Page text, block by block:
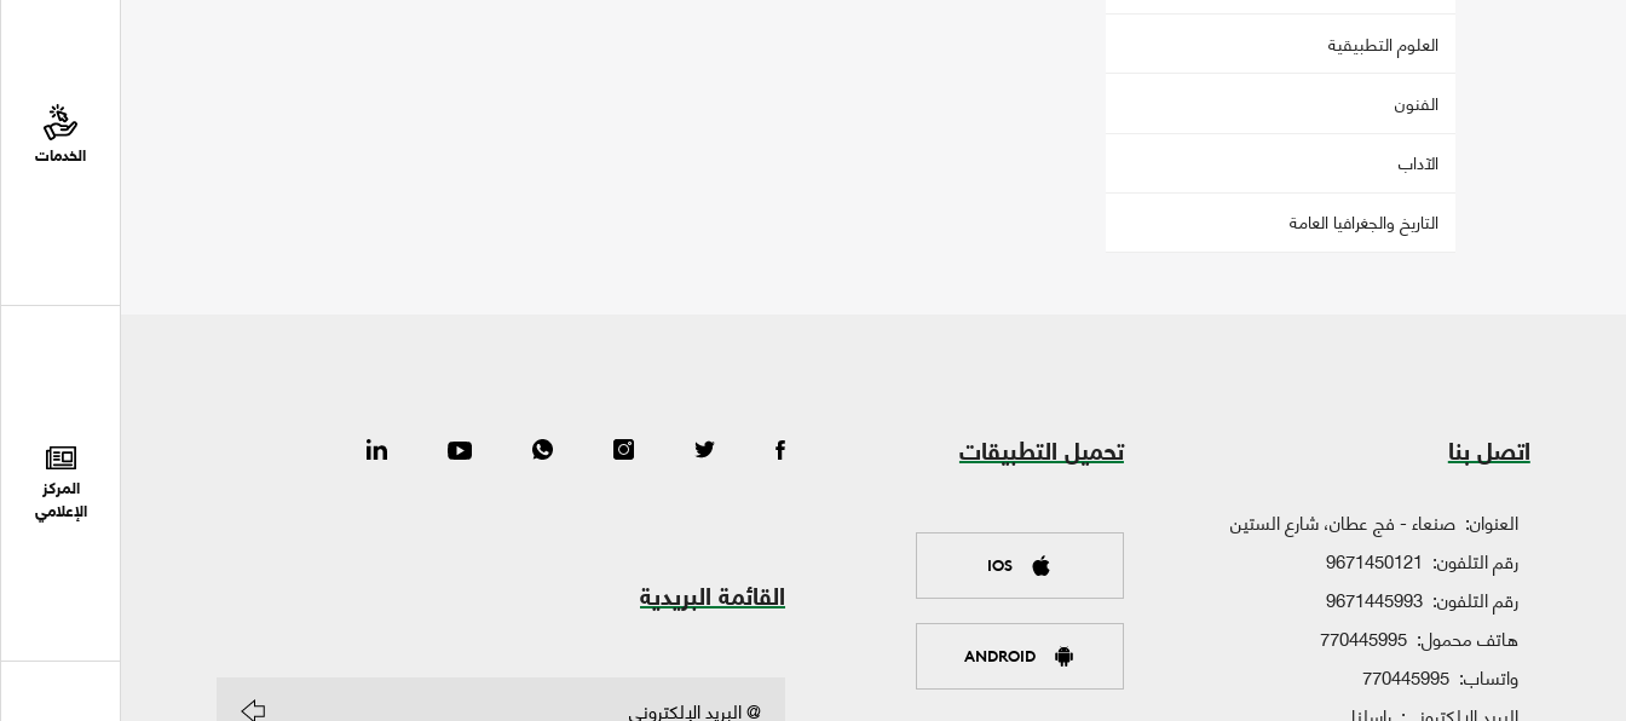
الخدمات
المركز
الإعلامي
العلوم التطبيقية
الفنون
الآداب
التاريخ والجغرافيا العامة
اتصل بنا
العنوان: صنعاء - فج عطان، شارع الستين
رقم التلفون: 9671450121
رقم التلفون: 9671445993
هاتف محمول: 770445995
واتساب: 770445995
تحميل التطبيقات
IOS
ANDROID
القائمة البريدية